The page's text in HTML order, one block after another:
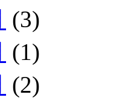
(3)
(1)
(2)